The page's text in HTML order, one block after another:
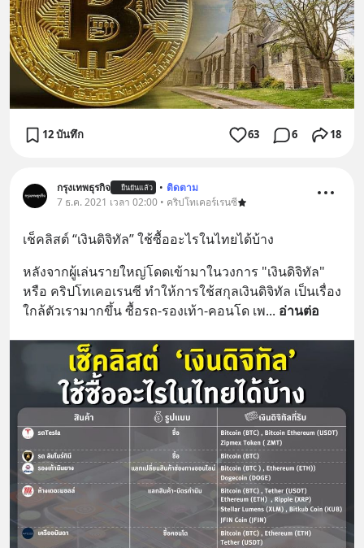
12 บันทึก 63 6 18
กรุงเทพธุรกิจ ยืนยันแล้ว • ติดตาม
7 ธ.ค. 2021 เวลา 02:00 • คริปโทเคอร์เรนซี
เช็คลิสต์ “เงินดิจิทัล” ใช้ซื้ออะไรในไทยได้บ้าง
หลังจากผู้เล่นรายใหญ่โดดเข้ามาในวงการ "เงินดิจิทัล"
หรือ คริปโทเคอเรนซี ทำให้การใช้สกุลเงินดิจิทัล เป็นเรื่อง
ใกล้ตัวเรามากขึ้น ซื้อรถ-รองเท้า-คอนโด เพ... อ่านต่อ